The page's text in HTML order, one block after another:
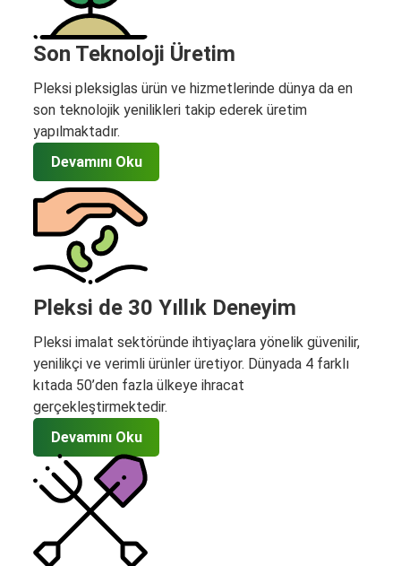
Son Teknoloji Üretim
Pleksi pleksiglas ürün ve hizmetlerinde dünya da en
son teknolojik yenilikleri takip ederek üretim
yapılmaktadır.
Devamını Oku
Pleksi de 30 Yıllık Deneyim
Pleksi imalat sektöründe ihtiyaçlara yönelik güvenilir,
yenilikçi ve verimli ürünler üretiyor. Dünyada 4 farklı
kıtada 50’den fazla ülkeye ihracat
gerçekleştirmektedir.
Devamını Oku